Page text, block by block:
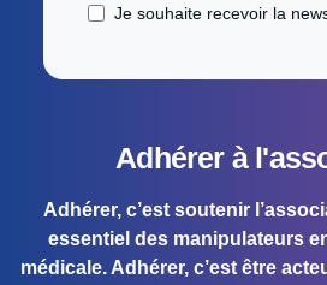
Adhérer à
Adhérer, c’est soutenir
essentiel des manipulateurs
médicale. Adhérer, c’est être
Je souhaite recevoir la